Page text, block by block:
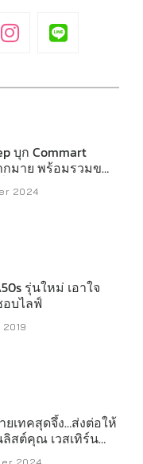
บุก Commart
มาย พร้อมรวมของ
2024
รุ่นใหม่ เอาใจ
อบไลฟ์
เทคสุดจึ้ง…ส่งต่อให้
สต์คุณ เวสเทิร์น